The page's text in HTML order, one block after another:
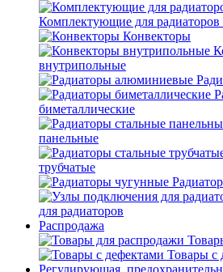
Комплектующие для радиаторов
Конвекторы
внутрипольные
биметаллические
панельные
трубчатые
для радиаторов
Распродажа
Товары с
Регулирующая,